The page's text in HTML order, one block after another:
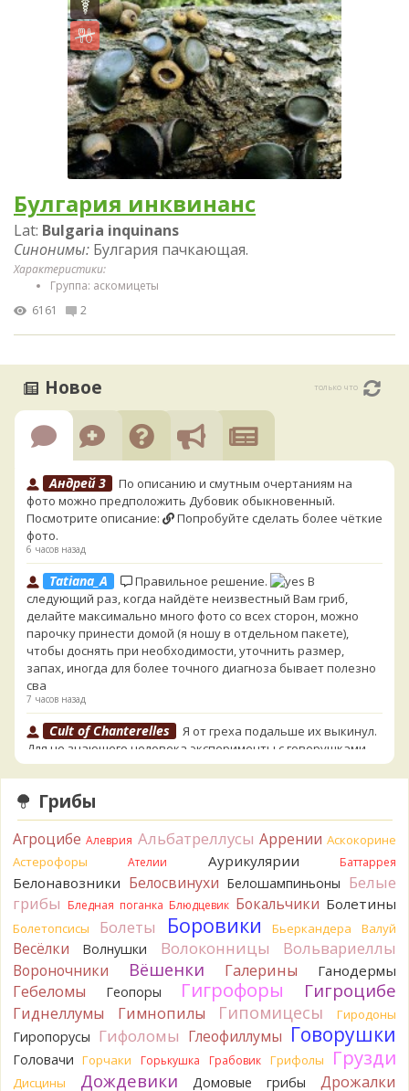
Булгария инквинанс
Lat: Bulgaria inquinans
Синонимы: Булгария пачкающая.
Характеристики:
Группа: аскомицеты
6161
2
Новое только что
Андрей 3
По описанию и смутным очертаниям на
фото можно предположить Дубовик обыкновенный.
Посмотрите описание:
Попробуйте сделать более чёткие
фото.
6 часов назад
Tatiana_A Правильное решение.
В
следующий раз, когда найдёте неизвестный Вам гриб,
делайте максимально много фото со всех сторон, можно
парочку принести домой (я ношу в отдельном пакете),
чтобы доснять при необходимости, уточнить размер,
запах, иногда для более точного диагноза бывает полезно
сва
7 часов назад
Cult of Chanterelles
Я от греха подальше их выкинул.
Для не знающего человека эксперименты с говорушками,
наверное, плохая идея.
7 часов назад
Tatiana_A
пруд пруди, и далеко не все описаны на этом сайте. И
большинство из них как минимум несъедобны. Ворончатая
должна слабо пахнуть миндалём. Из похожих есть, скажем,
Желобчатая и Бледноокрашенная. Росли не не древесине,
так? Из земли или из подстилки
7 часов назад
Мария Хорошо. При срезании синеет.
7 часов назад
Tatiana_A Посмотрите Пилолистнички: lentinellus/
BorisM
Мария, нереально точно определить вид
гриба по таким фото. А в лотерею играть здесь никто не
11 часов назад
Грибы
Агроцибе Алеврия Альбатреллусы Аррении Аскокорине
Астерофоры
Ателии Аурикулярии Баттаррея
Белонавозники Белосвинухи Белошампиньоны Белые
грибы Бледная поганка Блюдцевик Бокальчики Болетины
Болетопсисы Болеты Боровики Бьеркандера Валуй
Весёлки Волнушки Волоконницы Вольвариеллы
Вороночники Вёшенки Галерины Ганодермы
Гебеломы Геопоры Гигрофоры Гигроцибе
Гиднеллумы Гимнопилы Гипомицесы Гиродоны
Гиропорусы Гифоломы Глеофиллумы Говорушки
Головачи Горчаки Горькушка Грабовик Грифолы Грузди
Дисцины Дождевики Домовые грибы Дрожалки